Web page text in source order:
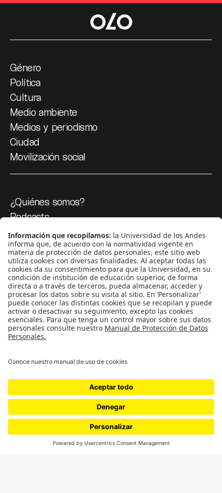
Género
Política
Cultura
Medio ambiente
Medios y periodismo
Ciudad
Movilización social
¿Quiénes somos?
Podcasts
Ediciones especiales
Proyectos 070
SÍGUENOS
¿Quieres escribir en 070?
CONTÁCTANOS
NEWSLETTER